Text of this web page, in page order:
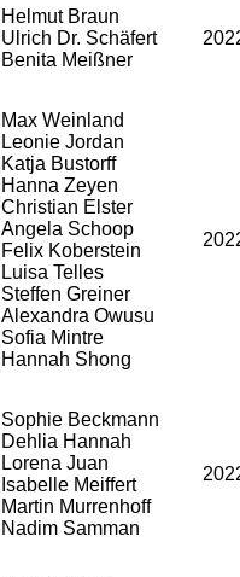
Helmut Braun
Ulrich Dr. Schäfert
Benita Meißner
Max Weinland
Leonie Jordan
Katja Bustorff
Hanna Zeyen
Christian Elster
Angela Schoop
Felix Koberstein
Luisa Telles
Steffen Greiner
Alexandra Owusu
Sofia Mintre
Hannah Shong
Sophie Beckmann
Dehlia Hannah
Lorena Juan
Isabelle Meiffert
Martin Murrenhoff
Nadim Samman